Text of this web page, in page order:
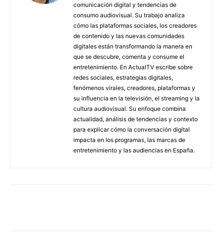
comunicación digital y tendencias de
consumo audiovisual. Su trabajo analiza
cómo las plataformas sociales, los creadores
de contenido y las nuevas comunidades
digitales están transformando la manera en
que se descubre, comenta y consume el
entretenimiento. En ActualTV escribe sobre
redes sociales, estrategias digitales,
fenómenos virales, creadores, plataformas y
su influencia en la televisión, el streaming y la
cultura audiovisual. Su enfoque combina
actualidad, análisis de tendencias y contexto
para explicar cómo la conversación digital
impacta en los programas, las marcas de
entretenimiento y las audiencias en España.